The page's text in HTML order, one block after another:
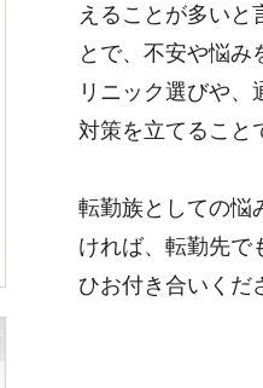
えることが多いと
とで、不安や悩み
リニック選びや、
対策を立てること
転勤族としての悩
ければ、転勤先で
ひお付き合いくだ